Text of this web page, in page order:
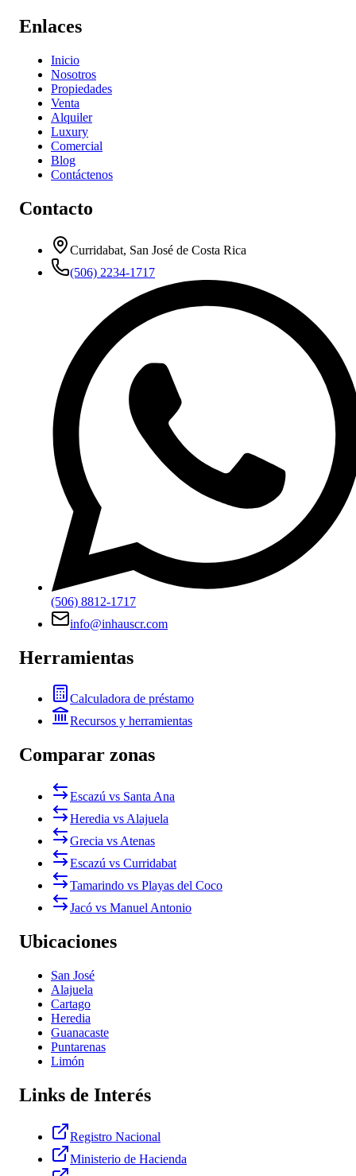
Enlaces
Inicio
Nosotros
Propiedades
Venta
Alquiler
Luxury
Comercial
Blog
Contáctenos
Contacto
Curridabat, San José de Costa Rica
(506) 2234-1717
(506) 8812-1717
info@inhauscr.com
Herramientas
Calculadora de préstamo
Recursos y herramientas
Comparar zonas
Escazú vs Santa Ana
Heredia vs Alajuela
Grecia vs Atenas
Escazú vs Curridabat
Tamarindo vs Playas del Coco
Jacó vs Manuel Antonio
Ubicaciones
San José
Alajuela
Cartago
Heredia
Guanacaste
Puntarenas
Limón
Links de Interés
Registro Nacional
Ministerio de Hacienda